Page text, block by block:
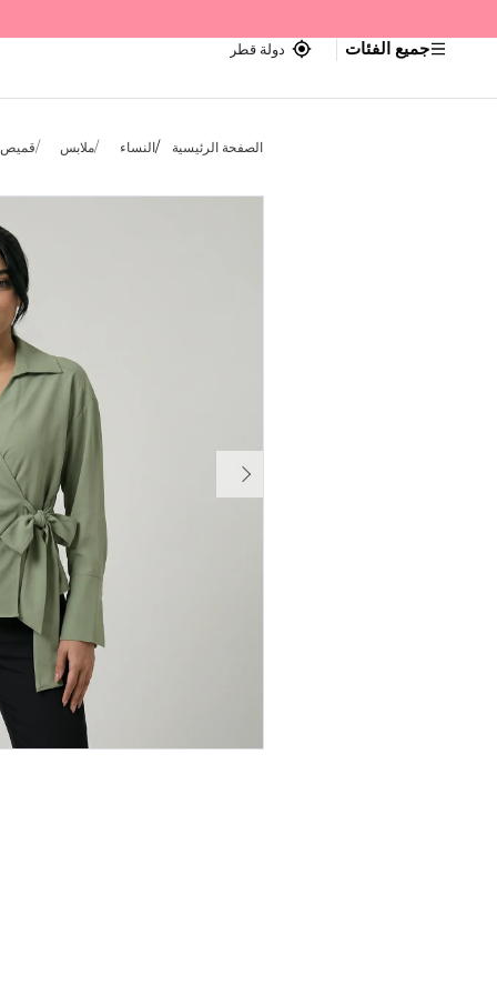
جميع الفئات دولة قطر
الصفحة الرئيسية النساء ملابس قميص